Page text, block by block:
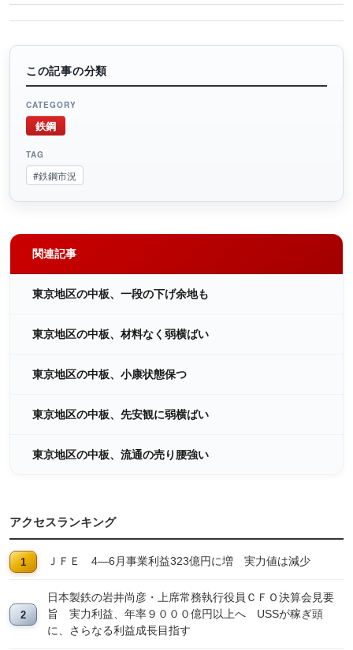
この記事の分類
CATEGORY
鉄鋼
TAG
#鉄鋼市況
関連記事
東京地区の中板、一段の下げ余地も
東京地区の中板、材料なく弱横ばい
東京地区の中板、小康状態保つ
東京地区の中板、先安観に弱横ばい
東京地区の中板、流通の売り腰強い
アクセスランキング
ＪＦＥ 4―6月事業利益323億円に増 実力値は減少
日本製鉄の岩井尚彦・上席常務執行役員ＣＦＯ決算会見要
旨 実力利益、年率９０００億円以上へ USSが稼ぎ頭
に、さらなる利益成長目指す